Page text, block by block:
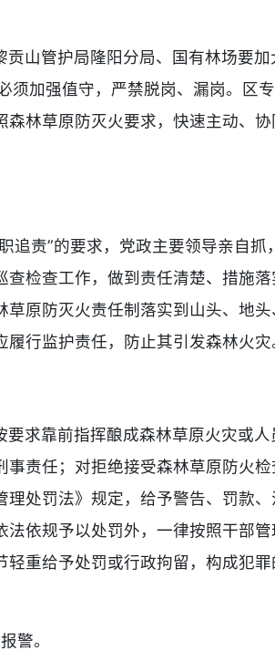
山管护局隆阳分局、国有林场要加
加强值守，严禁脱岗、漏岗。区
林草原防灭火要求，快速主动、
追责”的要求，党政主要领导亲自抓
检查工作，做到责任清楚、措施
原防灭火责任制落实到山头、地
行监护责任，防止其引发森林火灾
求靠前指挥酿成森林草原火灾或
责任；对拒绝接受森林草原防火
处罚法》规定，给予警告、罚款
依规予以处罚外，一律按照干部
重给予处罚或行政拘留，构成犯
警。